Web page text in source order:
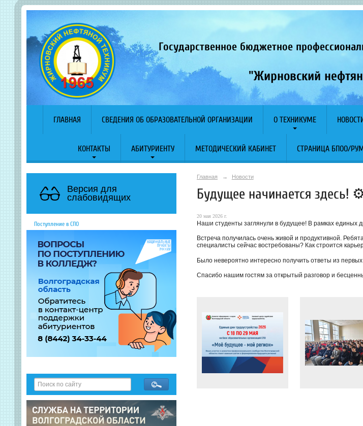
Государственное бюджетное
"Жирновский
ГЛАВНАЯ СВЕДЕНИЯ ОБ ОБРАЗОВАТЕЛЬНОЙ ОРГАНИЗАЦИИ О ТЕХНИКУМЕ
КОНТАКТЫ АБИТУРИЕНТУ МЕТОДИЧЕСКИЙ КАБИНЕТ СТРАНИЦА БПОО/
Версия для
слабовидящих
Поступление в СПО
Главная → Новости
Будущее начинается здесь!
20 мая 2026 г.
Наши студенты заглянули в будущее! В рамках единых
Встреча получилась очень живой и продуктивной.
специалисты сейчас востребованы? Как строится
Было невероятно интересно получить ответы из
Спасибо нашим гостям за открытый разговор и